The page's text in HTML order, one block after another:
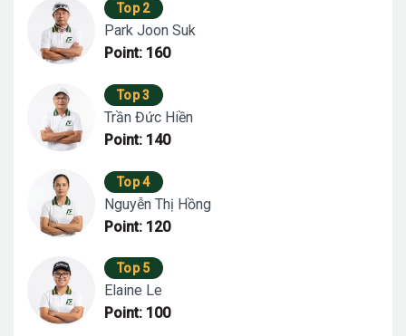
Top 2
Park Joon Suk
Point: 160
Top 3
Trần Đức Hiền
Point: 140
Top 4
Nguyễn Thị Hồng
Point: 120
Top 5
Elaine Le
Point: 100